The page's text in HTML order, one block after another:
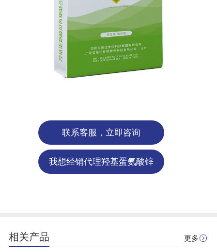
联系客服，立即咨询
我想经销代理羟基蛋氨酸锌
相关产品 更多